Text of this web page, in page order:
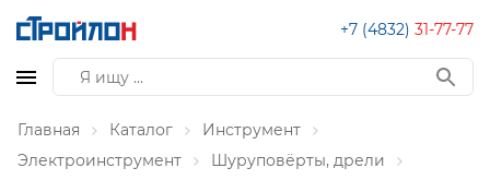
+7 (4832) 31-77-77
Главная Каталог
Инструмент
Электроинструмент
Шуруповёрты, дрели